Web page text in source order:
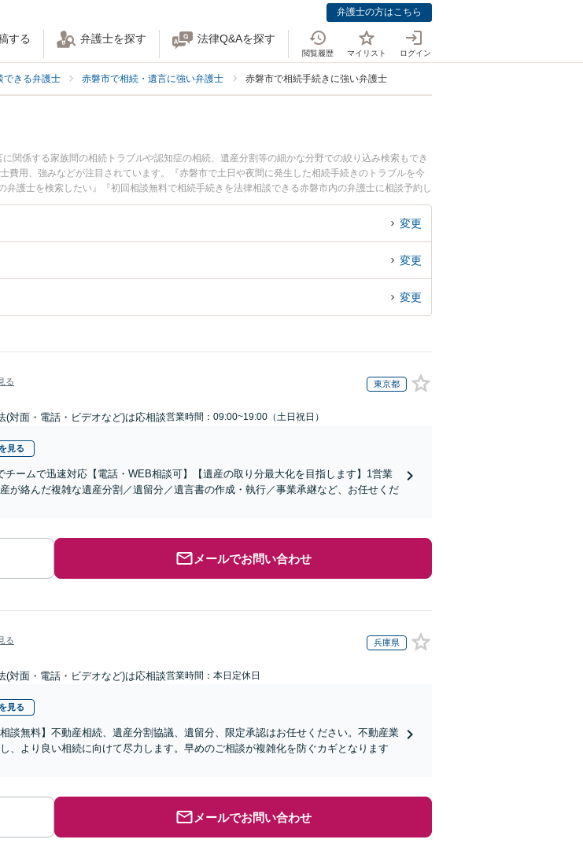
弁護士の方はこちら
する 弁護士を探す 法律Q&Aを探す
閲覧履歴 マイリスト ログイン
できる弁護士 赤磐市で相続・遺言に強い弁護士 赤磐市で相続手続きに強い弁護士
関係する家族間の相続トラブルや認知症の相続、遺産分割等の細かな分野での絞り込み検索もでき
用、強みなどが注目されています。『赤磐市で土日や夜間に発生した相続手続きのトラブルを今
護士を検索したい』『初回相談無料で相続手続きを法律相談できる赤磐市内の弁護士に相談予約し
変更
変更
変更
る 東京都
(対面・電話・ビデオなど)は応相談営業時間：09:00~19:00（土日祝日）
見る
チームで迅速対応【電話・WEB相談可】【遺産の取り分最大化を目指します】1営業
が絡んだ複雑な遺産分割／遺留分／遺言書の作成・執行／事業承継など、お任せくだ
メールでお問い合わせ
る 兵庫県
(対面・電話・ビデオなど)は応相談営業時間：本日定休日
見る
談無料】不動産相続、遺産分割協議、遺留分、限定承認はお任せください。不動産業
、より良い相続に向けて尽力します。早めのご相談が複雑化を防ぐカギとなります
メールでお問い合わせ